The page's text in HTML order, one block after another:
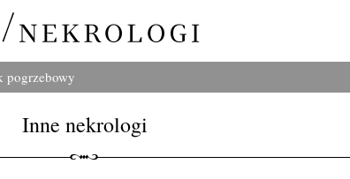
pogrzebowy
Inne nekrologi